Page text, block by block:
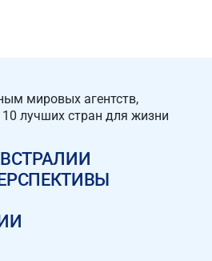
мировых агентств,
лучших стран для жизни